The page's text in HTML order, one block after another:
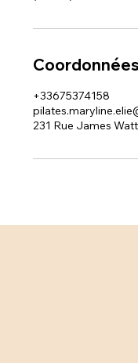
Coordonnées
+33675374158
231 Rue James